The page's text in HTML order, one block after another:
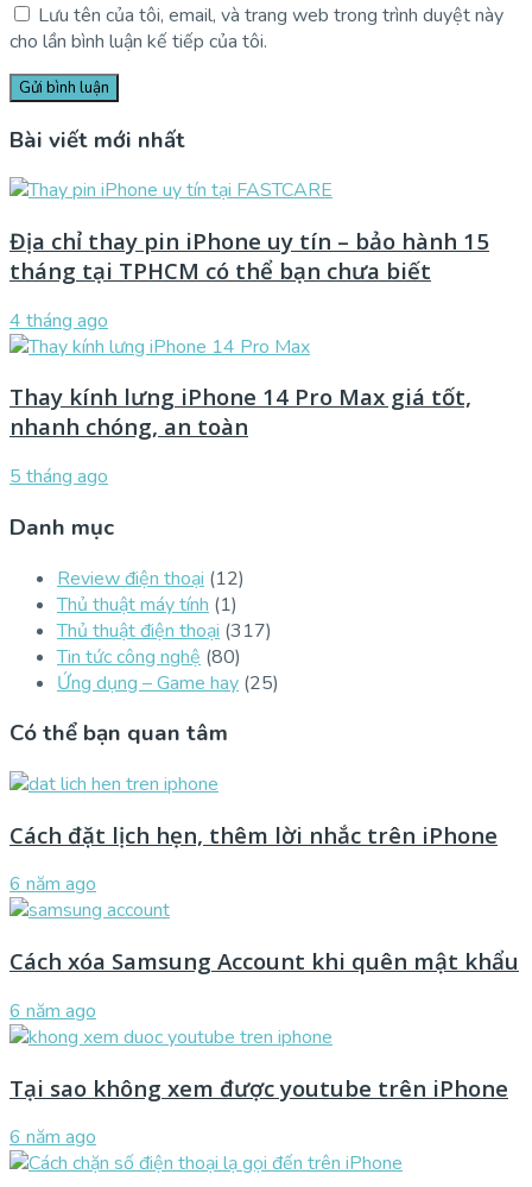
Lưu tên của tôi, email, và trang web trong trình duyệt này
cho lần bình luận kế tiếp của tôi.
Bài viết mới nhất
Địa chỉ thay pin iPhone uy tín – bảo hành 15
tháng tại TPHCM có thể bạn chưa biết
4 tháng ago
Thay kính lưng iPhone 14 Pro Max giá tốt,
nhanh chóng, an toàn
5 tháng ago
Danh mục
Review điện thoại (12)
Thủ thuật máy tính (1)
Thủ thuật điện thoại (317)
Tin tức công nghệ (80)
Ứng dụng – Game hay (25)
Có thể bạn quan tâm
Cách đặt lịch hẹn, thêm lời nhắc trên iPhone
6 năm ago
Cách xóa Samsung Account khi quên mật khẩu
6 năm ago
Tại sao không xem được youtube trên iPhone
6 năm ago